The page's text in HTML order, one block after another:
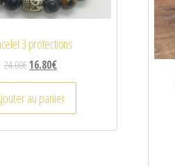
3 protections
24.00€16.80€
au panier